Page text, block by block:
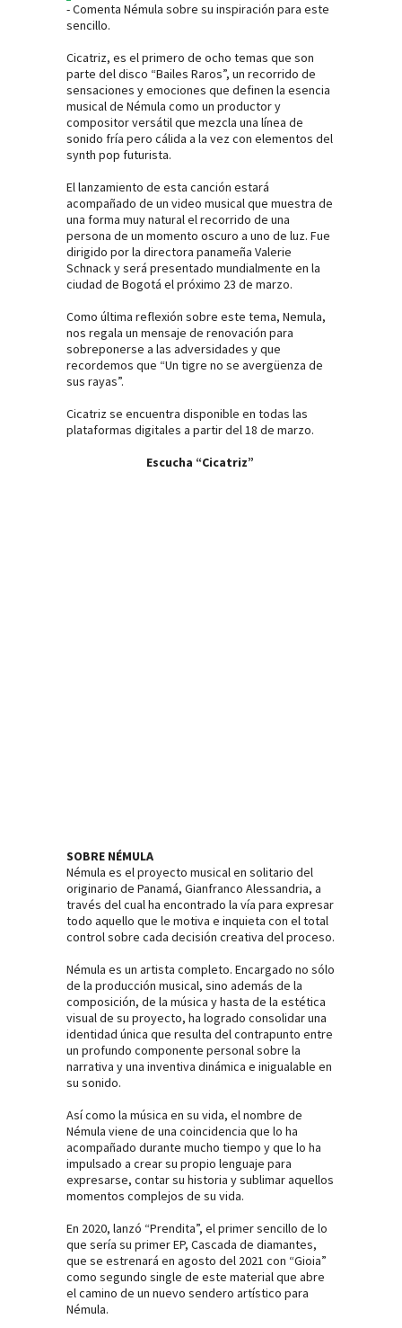
- Comenta Némula sobre su inspiración para este
sencillo.
Cicatriz, es el primero de ocho temas que son
parte del disco “Bailes Raros”, un recorrido de
sensaciones y emociones que definen la esencia
musical de Némula como un productor y
compositor versátil que mezcla una línea de
sonido fría pero cálida a la vez con elementos del
synth pop futurista.
El lanzamiento de esta canción estará
acompañado de un video musical que muestra de
una forma muy natural el recorrido de una
persona de un momento oscuro a uno de luz. Fue
dirigido por la directora panameña Valerie
Schnack y será presentado mundialmente en la
ciudad de Bogotá el próximo 23 de marzo.
Como última reflexión sobre este tema, Nemula,
nos regala un mensaje de renovación para
sobreponerse a las adversidades y que
recordemos que “Un tigre no se avergüenza de
sus rayas”.
Cicatriz se encuentra disponible en todas las
plataformas digitales a partir del 18 de marzo.
Escucha “Cicatriz”
SOBRE NÉMULA
Némula es el proyecto musical en solitario del
originario de Panamá, Gianfranco Alessandria, a
través del cual ha encontrado la vía para expresar
todo aquello que le motiva e inquieta con el total
control sobre cada decisión creativa del proceso.
Némula es un artista completo. Encargado no sólo
de la producción musical, sino además de la
composición, de la música y hasta de la estética
visual de su proyecto, ha logrado consolidar una
identidad única que resulta del contrapunto entre
un profundo componente personal sobre la
narrativa y una inventiva dinámica e inigualable en
su sonido.
Así como la música en su vida, el nombre de
Némula viene de una coincidencia que lo ha
acompañado durante mucho tiempo y que lo ha
impulsado a crear su propio lenguaje para
expresarse, contar su historia y sublimar aquellos
momentos complejos de su vida.
En 2020, lanzó “Prendita”, el primer sencillo de lo
que sería su primer EP, Cascada de diamantes,
que se estrenará en agosto del 2021 con “Gioia”
como segundo single de este material que abre
el camino de un nuevo sendero artístico para
Némula.